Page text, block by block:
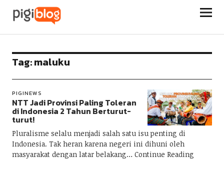
Pigiblog
Tag:maluku
PIGINEWS
NTT Jadi Provinsi Paling Toleran
di Indonesia 2 Tahun Berturut-
turut!
Pluralisme selalu menjadi salah satu isu penting di
Indonesia. Tak heran karena negeri ini dihuni oleh
masyarakat dengan latar belakang
Continue Reading